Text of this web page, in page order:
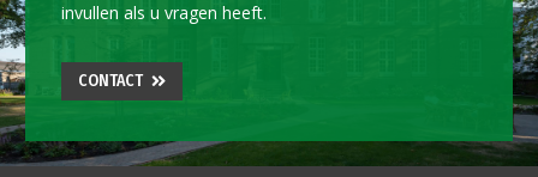
invullen als u vragen heeft.
CONTACT